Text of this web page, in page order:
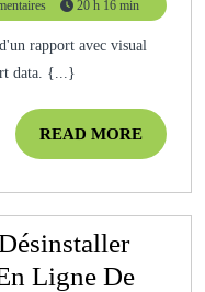
20 h 16 min
data. {...}
READ MOREREAD
MORE
Ligne De